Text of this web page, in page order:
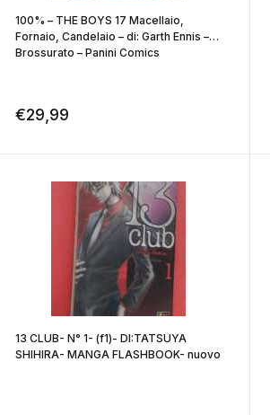
100% – THE BOYS 17 Macellaio,
Fornaio, Candelaio – di: Garth Ennis –
Brossurato – Panini Comics
€29,99
13 CLUB- N° 1- (f1)- DI:TATSUYA
SHIHIRA- MANGA FLASHBOOK- nuovo